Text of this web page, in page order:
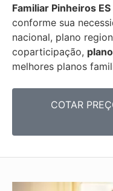
Familiar Pinheiros ES
conforme sua
nacional, plano
coparticipação,
melhores planos
COTAR